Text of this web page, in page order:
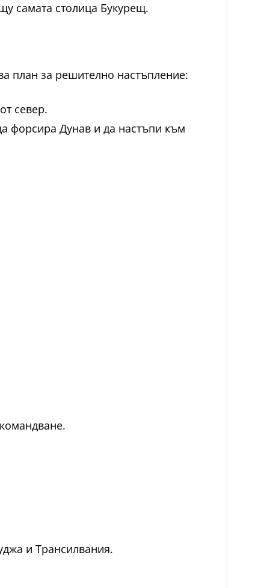
самата столица Букурещ.
план за решително настъпление:
север.
форсира Дунав и да настъпи към
и Трансилвания.